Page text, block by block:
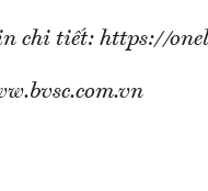
chi tiết: https://